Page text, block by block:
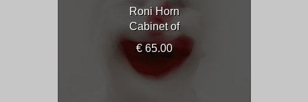
Roni Horn
Cabinet of
€ 65.00